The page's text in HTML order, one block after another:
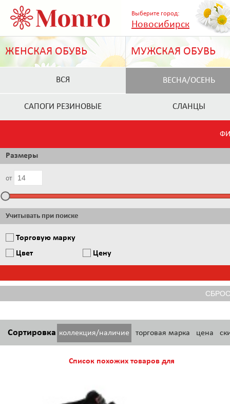
Выберите город:
Новосибирск
ЖЕНСКАЯ ОБУВЬ МУЖСКАЯ ОБУВЬ
ВСЯ ВЕСНА/ОСЕНЬ
САПОГИ РЕЗИНОВЫЕ СЛАНЦЫ
Размеры
от
Учитывать при поиске
Торговую марку
Цвет
Цену
Сортировка коллекция/наличие торговая марка цена
Список похожих товаров для